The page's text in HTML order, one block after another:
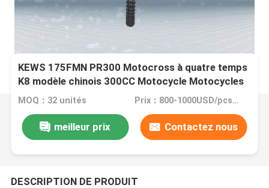
KEWS 175FMN PR300 Motocross à quatre temps
K8 modèle chinois 300CC Motocycle Motocycles
MOQ：32 unités Prix：800-1000USD/pcs FOB CHONGQING
meilleur prix Contactez nous
DESCRIPTION DE PRODUIT